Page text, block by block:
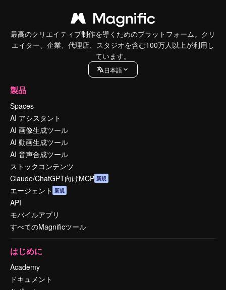
最高のクリエイティブ制作を導くためのプラットフォーム。クリ
エイター、企業、代理店、スタジオを含む100万人以上が利用し
ています。
日本語
製品
Spaces
AI アシスタント
AI 画像生成ツール
AI 動画生成ツール
AI 音声合成ツール
ストックコンテンツ
Claude/ChatGPT向けMCP 新規
エージェント 新規
API
モバイルアプリ
すべてのMagnificツール
はじめに
Academy
ドキュメント